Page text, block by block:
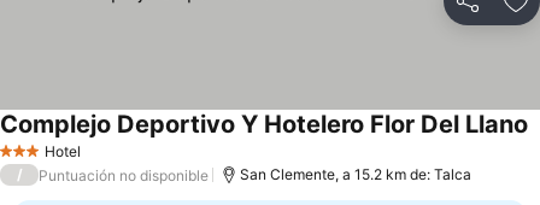
Compartir
3 Estrellas
Hotel
Complejo Deportivo Y Hotelero Flor Del Llano
/ Puntuación no disponible San Clemente, a 15.2 km de: Talca